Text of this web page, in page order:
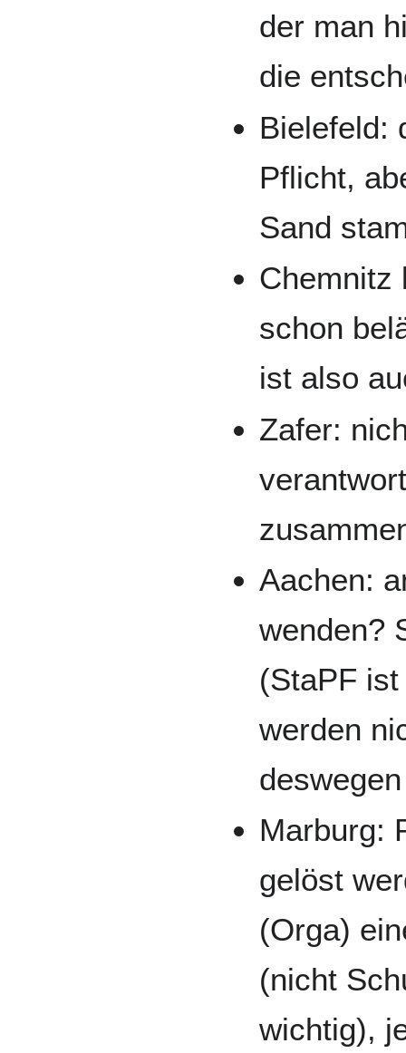
der man
die
Bielefeld:
Pflicht,
Sand
Chemnitz
schon
ist also
Zafer:
Aachen:
wenden?
(StaPF
werden
Marburg:
gelöst
(Orga)
(nicht
wichtig),